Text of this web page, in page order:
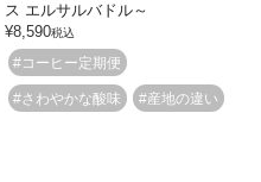
ス エルサルバドル～
¥8,590税込
#コーヒー定期便
#さわやかな酸味 #産地の違い